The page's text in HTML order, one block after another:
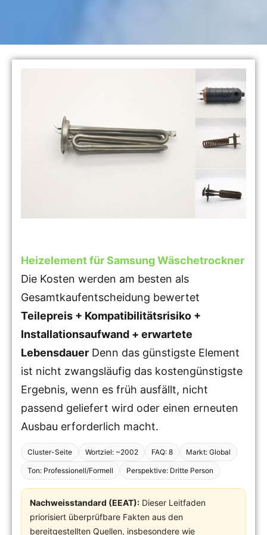
Heizelement für Samsung Wäschetrockner
Die Kosten werden am besten als
Gesamtkaufentscheidung bewertet
Teilepreis + Kompatibilitätsrisiko +
Installationsaufwand + erwartete
Lebensdauer Denn das günstigste Element
ist nicht zwangsläufig das kostengünstigste
Ergebnis, wenn es früh ausfällt, nicht
passend geliefert wird oder einen erneuten
Ausbau erforderlich macht.
Cluster-Seite Wortziel: ~2002 FAQ: 8 Markt: Global
Ton: Professionell/Formell Perspektive: Dritte Person
Nachweisstandard (EEAT): Dieser Leitfaden
priorisiert überprüfbare Fakten aus den
bereitgestellten Quellen, insbesondere wie